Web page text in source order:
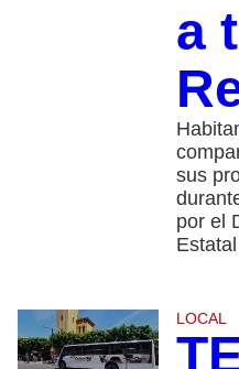
a
sus
por el
LOCAL